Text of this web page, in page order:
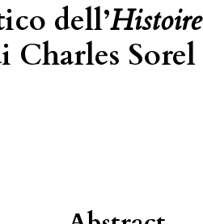
dell’Histoire
Charles Sorel